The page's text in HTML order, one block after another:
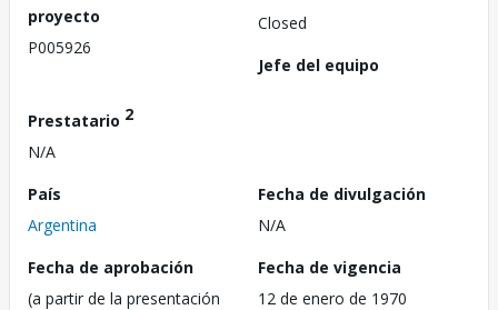
proyecto
P005926
Closed
Jefe del equipo
Prestatario 2
N/A
País
Argentina
Fecha de divulgación
N/A
Fecha de aprobación
(a partir de la presentación
Fecha de vigencia
12 de enero de 1970